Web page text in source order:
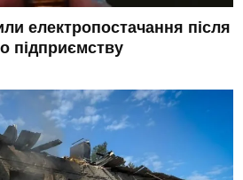
електропостачання після
підприємству